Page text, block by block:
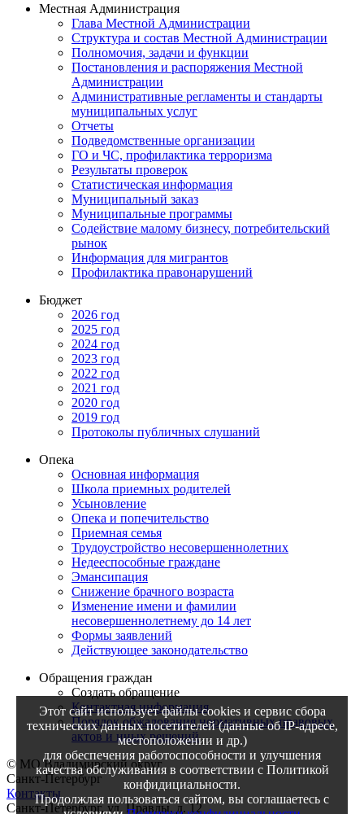
Местная Администрация
Глава Местной Администрации
Структура и состав Местной Администрации
Полномочия, задачи и функции
Постановления и распоряжения Местной
Администрации
Административные регламенты и стандарты
муниципальных услуг
Отчеты
Подведомственные организации
ГО и ЧС, профилактика терроризма
Результаты проверок
Статистическая информация
Муниципальный заказ
Муниципальные программы
Содействие малому бизнесу, потребительский
рынок
Информация для мигрантов
Профилактика правонарушений
Бюджет
2026 год
2025 год
2024 год
2023 год
2022 год
2021 год
2020 год
2019 год
Протоколы публичных слушаний
Опека
Основная информация
Школа приемных родителей
Усыновление
Опека и попечительство
Приемная семья
Трудоустройство несовершеннолетних
Недееспособные граждане
Эмансипация
Снижение брачного возраста
Изменение имени и фамилии
несовершеннолетнему до 14 лет
Формы заявлений
Действующее законодательство
Обращения граждан
Создать обращение
Контактная информация
Порядок обжалования нормативных правовых
актов и иных решений
© МО Владимирский округ
Санкт-Петербург
Контакты
Санкт-Петербург, ул. Правды, д. 12
Этот сайт использует файлы cookies и сервис сбора
технических данных посетителей (данные об IP-адресе,
местоположении и др.)
для обеспечения работоспособности и улучшения
качества обслуживания в соответствии с Политикой
конфидициальности.
Продолжлая пользоваться сайтом, вы соглашаетесь с